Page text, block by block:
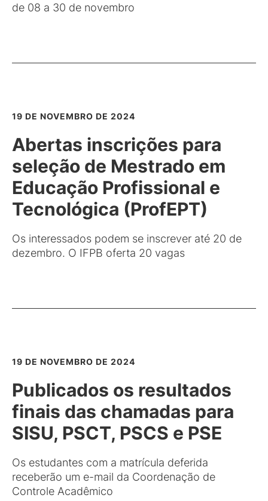
de 08 a 30 de novembro
19 DE NOVEMBRO DE 2024
Abertas inscrições para
seleção de Mestrado em
Educação Profissional e
Tecnológica (ProfEPT)
Os interessados podem se inscrever até 20 de
dezembro. O IFPB oferta 20 vagas
19 DE NOVEMBRO DE 2024
Publicados os resultados
finais das chamadas para
SISU, PSCT, PSCS e PSE
Os estudantes com a matrícula deferida
receberão um e-mail da Coordenação de
Controle Acadêmico